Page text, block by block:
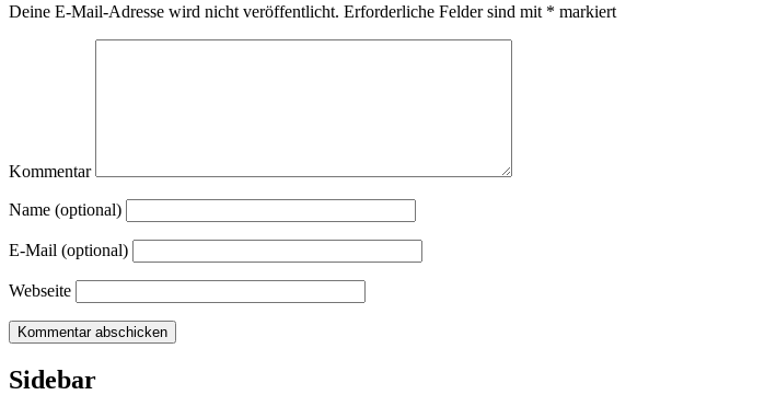
Deine E-Mail-Adresse wird nicht veröffentlicht. Erforderliche Felder sind mit * markiert
Kommentar
Name (optional)
E-Mail (optional)
Webseite
Sidebar